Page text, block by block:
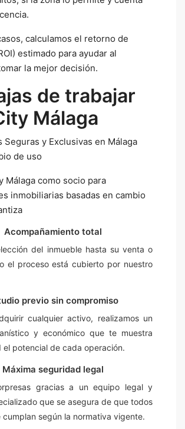
calculamos el retorno de
estimado para ayudar al
la mejor decisión.
de trabajar
Málaga
Seguras y Exclusivas en Málaga
de uso
Málaga como socio para
inmobiliarias basadas en cambio
Acompañamiento total
del inmueble hasta su venta o
el proceso está cubierto por nuestro
previo sin compromiso
cualquier activo, realizamos un
y económico que te muestra
el potencial de cada operación.
Máxima seguridad legal
gracias a un equipo legal y
que se asegura de que todos
cumplan según la normativa vigente.